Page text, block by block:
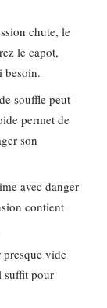
chute, le
le capot,
besoin.
souffle peut
permet de
son
avec danger
contient
presque vide
suffit pour